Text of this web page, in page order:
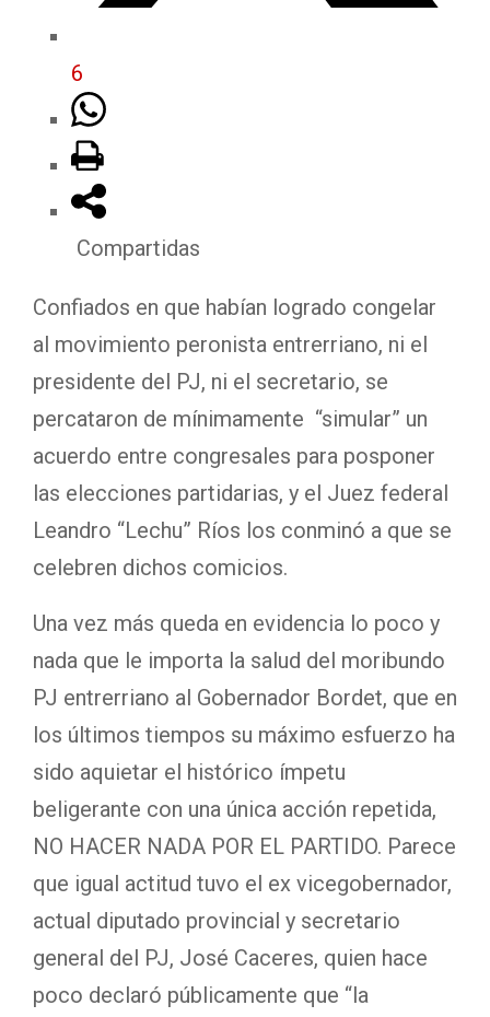
6
Compartidas
Confiados en que habían logrado congelar
al movimiento peronista entrerriano, ni el
presidente del PJ, ni el secretario, se
percataron de mínimamente “simular” un
acuerdo entre congresales para posponer
las elecciones partidarias, y el Juez federal
Leandro “Lechu” Ríos los conminó a que se
celebren dichos comicios.
Una vez más queda en evidencia lo poco y
nada que le importa la salud del moribundo
PJ entrerriano al Gobernador Bordet, que en
los últimos tiempos su máximo esfuerzo ha
sido aquietar el histórico ímpetu
beligerante con una única acción repetida,
NO HACER NADA POR EL PARTIDO. Parece
que igual actitud tuvo el ex vicegobernador,
actual diputado provincial y secretario
general del PJ, José Caceres, quien hace
poco declaró públicamente que “la